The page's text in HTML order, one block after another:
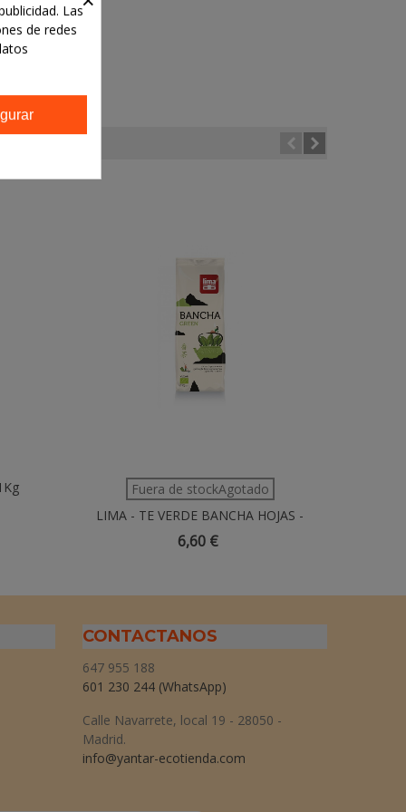
Fuera de stockAgotado
LIMA - TE VERDE BANCHA HOJAS -
100gr
6,60 €
CONTACTANOS
647 955 188
601 230 244 (WhatsApp)
Calle Navarrete, local 19 - 28050 -
Madrid.
info@yantar-ecotienda.com
Las
de redes